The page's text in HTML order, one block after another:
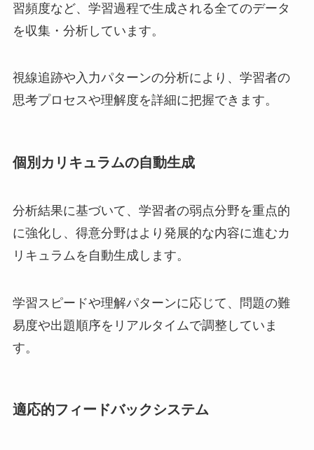
習頻度など、学習過程で生成される全てのデータ
を収集・分析しています。
視線追跡や入力パターンの分析により、学習者の
思考プロセスや理解度を詳細に把握できます。
個別カリキュラムの自動生成
分析結果に基づいて、学習者の弱点分野を重点的
に強化し、得意分野はより発展的な内容に進むカ
リキュラムを自動生成します。
学習スピードや理解パターンに応じて、問題の難
易度や出題順序をリアルタイムで調整していま
す。
適応的フィードバックシステム